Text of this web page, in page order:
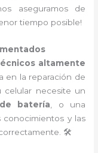
aseguramos de
tiempo posible!
altamente
en la reparación de
celular necesite un
batería , o una
conocimientos y las
🛠️